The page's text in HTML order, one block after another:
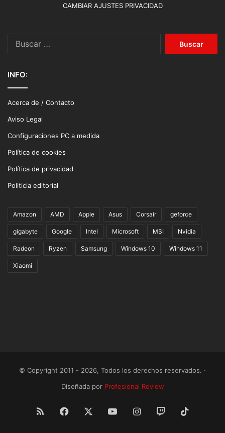
CAMBIAR AJUSTES PRIVACIDAD
INFO:
Acerca de / Contacto
Aviso Legal
Configuraciones PC a medida
Política de cookies
Política de privacidad
Politicia editorial
Amazon AMD Apple Asus Corsair geforce
gigabyte Google Intel Microsoft MSI Nvidia
Radeon Ryzen Samsung Windows 10 Windows 11
Xiaomi
© Copyright 2011 - 2026, Todos los derechos reservados. ·
Diseñada por Profesional Review
RSS Facebook YouTubeInstagram
Twitch